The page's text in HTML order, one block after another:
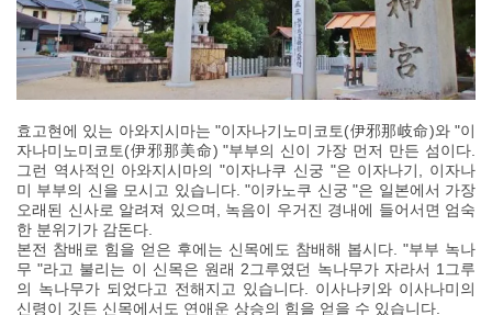
효고현에 있는 아와지시마는 "이자나기노미코토(伊邪那岐命)와 "이
자나미노미코토(伊邪那美命) "부부의 신이 가장 먼저 만든 섬이다.
그런 역사적인 아와지시마의 "이자나쿠 신궁 "은 이자나기, 이자나
미 부부의 신을 모시고 있습니다. "이카노쿠 신궁 "은 일본에서 가장
오래된 신사로 알려져 있으며, 녹음이 우거진 경내에 들어서면 엄숙
한 분위기가 감돈다.
본전 참배로 힘을 얻은 후에는 신목에도 참배해 봅시다. "부부 녹나
무 "라고 불리는 이 신목은 원래 2그루였던 녹나무가 자라서 1그루
의 녹나무가 되었다고 전해지고 있습니다. 이사나키와 이사나미의
신령이 깃든 신목에서도 연애운 상승의 힘을 얻을 수 있습니다.